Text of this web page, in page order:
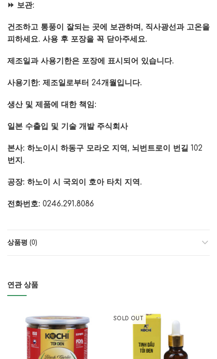
⏩ 보관:
건조하고 통풍이 잘되는 곳에 보관하며, 직사광선과 고온을
피하세요. 사용 후 포장을 꼭 닫아주세요.
제조일과 사용기한은 포장에 표시되어 있습니다.
사용기한: 제조일로부터 24개월입니다.
생산 및 제품에 대한 책임:
일본 수출입 및 기술 개발 주식회사
본사: 하노이시 하동구 모라오 지역, 뇌번트로이 번길 102
번지.
공장: 하노이 시 국외이 호아 타치 지역.
전화번호: 0246.291.8086
상품평 (0)
연관 상품
SOLD OUT